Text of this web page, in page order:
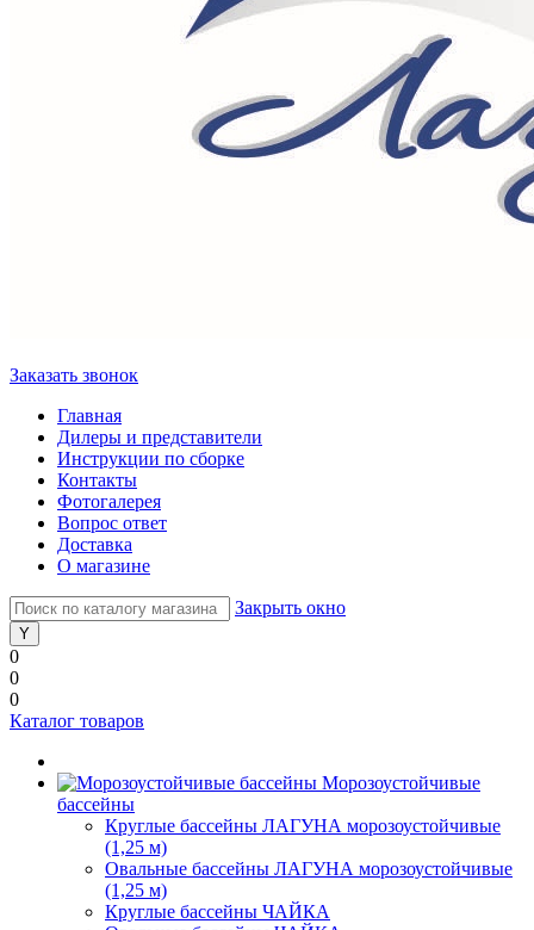
Заказать звонок
Главная
Дилеры и представители
Инструкции по сборке
Контакты
Фотогалерея
Вопрос ответ
Доставка
О магазине
Закрыть окно
0
0
0
Каталог товаров
Морозоустойчивые
бассейны
Круглые бассейны ЛАГУНА морозоустойчивые
(1,25 м)
Овальные бассейны ЛАГУНА морозоустойчивые
(1,25 м)
Круглые бассейны ЧАЙКА